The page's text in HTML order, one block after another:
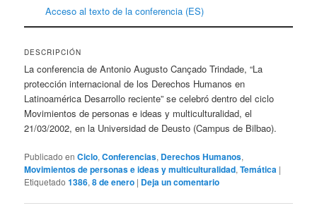
Acceso al texto de la conferencia (ES)
DESCRIPCIÓN
La conferencia de Antonio Augusto Cançado Trindade, “La
protección internacional de los Derechos Humanos en
Latinoamérica Desarrollo reciente” se celebró dentro del ciclo
Movimientos de personas e ideas y multiculturalidad, el
21/03/2002, en la Universidad de Deusto (Campus de Bilbao).
Publicado en Ciclo,Conferencias, Derechos Humanos,
Movimientos de personas e ideas y multiculturalidad,Temática |
Etiquetado 1386,8 de enero | Deja un comentario